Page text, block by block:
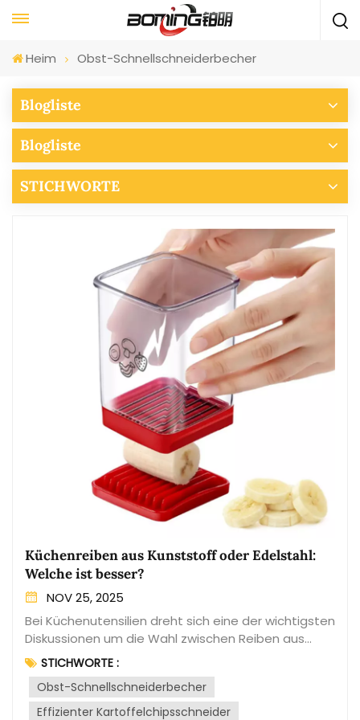
Heim Obst-Schnellschneiderbecher
Blogliste
Blogliste
STICHWORTE
Küchenreiben aus Kunststoff oder Edelstahl:
Welche ist besser?
NOV 25, 2025
Bei Küchenutensilien dreht sich eine der wichtigsten
Diskussionen um die Wahl zwischen Reiben aus
Kunststoff und Edelstahl. Beide Varianten haben
ihre Vor- und Nachteile, sodass die Entscheidung
letztendlich von persönlichen Vorlieben und den
jeweiligen Bedürfnissen in der Küche abhängt. In
STICHWORTE :
Obst-Schnellschneiderbecher
Effizienter Kartoffelchipsschneider